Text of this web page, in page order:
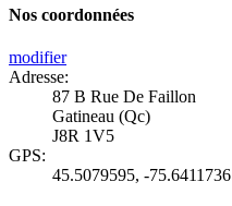
Nos coordonnées
modifier
Adresse:
87 B Rue De Faillon
Gatineau (Qc)
J8R 1V5
GPS:
45.5079595, -75.6411736